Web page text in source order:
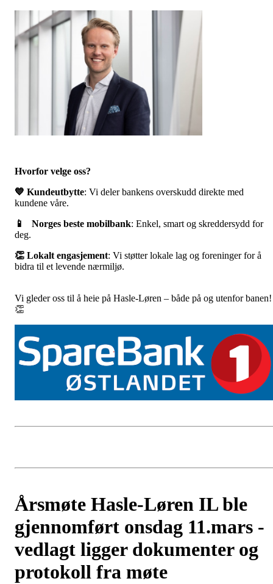
Hvorfor velge oss?
💙 Kundeutbytte: Vi deler bankens overskudd direkte med
kundene våre.
📱 Norges beste mobilbank: Enkel, smart og skreddersydd for
deg.
👏 Lokalt engasjement: Vi støtter lokale lag og foreninger for å
bidra til et levende nærmiljø.
Vi gleder oss til å heie på Hasle-Løren – både på og utenfor banen!
👏
Årsmøte Hasle-Løren IL ble
gjennomført onsdag 11.mars -
vedlagt ligger dokumenter og
protokoll fra møte